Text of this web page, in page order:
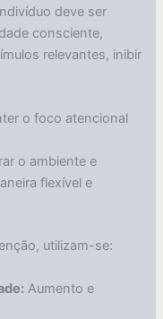
deve ser
consciente,
relevantes, inibir
o foco atencional
o ambiente e
flexível e
utilizam-se:
Aumento e